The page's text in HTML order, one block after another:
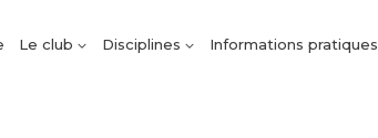
Le club Disciplines Informations pratiques